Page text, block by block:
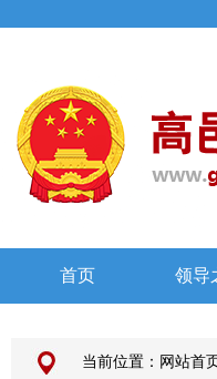
当前位置： 网站首